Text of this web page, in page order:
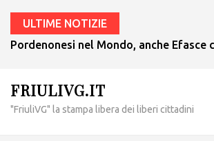
ULTIME NOTIZIE
Pordenonesi nel Mondo, anche
FRIULIVG.IT
"FriuliVG" la stampa libera dei liberi cittadini